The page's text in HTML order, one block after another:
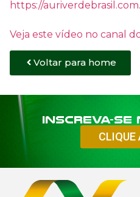
https://
Veja este vídeo no canal
Voltar para home
Inscreva-se
CLIQUE